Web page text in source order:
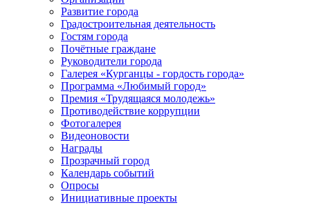
Развитие города
Градостроительная деятельность
Гостям города
Почётные граждане
Руководители города
Галерея «Курганцы - гордость города»
Программа «Любимый город»
Премия «Трудящаяся молодежь»
Противодействие коррупции
Фотогалерея
Видеоновости
Награды
Прозрачный город
Календарь событий
Опросы
Инициативные проекты